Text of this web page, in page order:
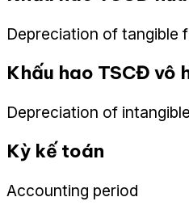
Depreciation of tangible
Khấu hao TSCĐ vô
Depreciation of
Kỳ kế toán
Accounting period